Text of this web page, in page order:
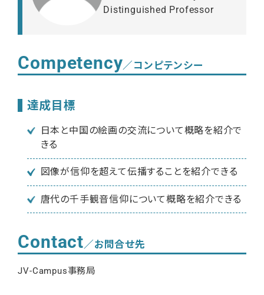
Distinguished Professor
Competency／コンピテンシー
達成目標
日本と中国の絵画の交流について概略を紹介で
きる
図像が信仰を超えて伝播することを紹介できる
唐代の千手観音信仰について概略を紹介できる
Contact／お問合せ先
JV-Campus事務局